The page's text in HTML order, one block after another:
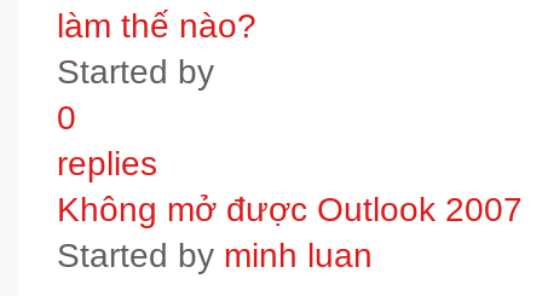
làm thế nào?
Started by
0
replies
Không mở được Outlook 2007
Started by minh luan